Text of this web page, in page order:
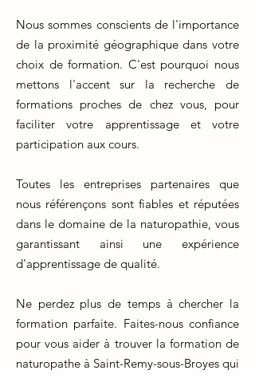
Nous sommes conscients de l'importance
de la proximité géographique dans votre
choix de formation. C'est pourquoi nous
mettons l'accent sur la recherche de
formations proches de chez vous, pour
faciliter votre apprentissage et votre
participation aux cours.
Toutes les entreprises partenaires que
nous référençons sont fiables et réputées
dans le domaine de la naturopathie, vous
garantissant ainsi une expérience
d'apprentissage de qualité.
Ne perdez plus de temps à chercher la
formation parfaite. Faites-nous confiance
pour vous aider à trouver la formation de
naturopathe à Saint-Remy-sous-Broyes qui